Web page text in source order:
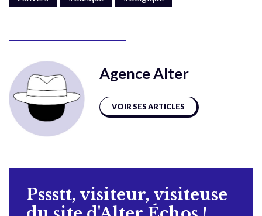
Agence Alter
VOIR SES ARTICLES
Pssstt, visiteur, visiteuse